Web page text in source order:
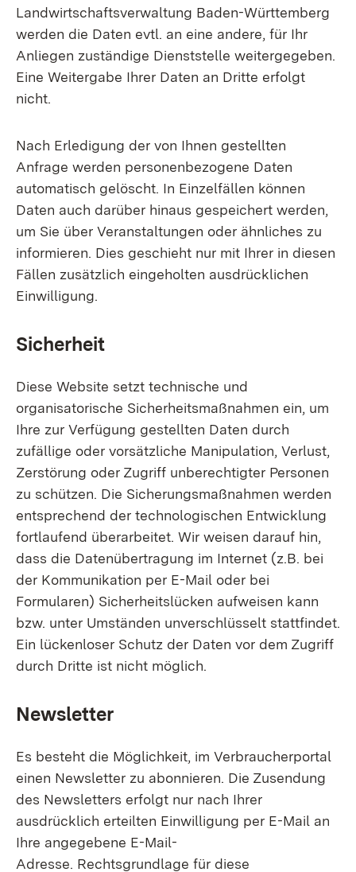
Landwirtschaftsverwaltung Baden-Württemberg
werden die Daten evtl. an eine andere, für Ihr
Anliegen zuständige Dienststelle weitergegeben.
Eine Weitergabe Ihrer Daten an Dritte erfolgt
nicht.
Nach Erledigung der von Ihnen gestellten
Anfrage werden personenbezogene Daten
automatisch gelöscht. In Einzelfällen können
Daten auch darüber hinaus gespeichert werden,
um Sie über Veranstaltungen oder ähnliches zu
informieren. Dies geschieht nur mit Ihrer in diesen
Fällen zusätzlich eingeholten ausdrücklichen
Einwilligung.
Sicherheit
Diese Website setzt technische und
organisatorische Sicherheitsmaßnahmen ein, um
Ihre zur Verfügung gestellten Daten durch
zufällige oder vorsätzliche Manipulation, Verlust,
Zerstörung oder Zugriff unberechtigter Personen
zu schützen. Die Sicherungsmaßnahmen werden
entsprechend der technologischen Entwicklung
fortlaufend überarbeitet. Wir weisen darauf hin,
dass die Datenübertragung im Internet (z.B. bei
der Kommunikation per E-Mail oder bei
Formularen) Sicherheitslücken aufweisen kann
bzw. unter Umständen unverschlüsselt stattfindet.
Ein lückenloser Schutz der Daten vor dem Zugriff
durch Dritte ist nicht möglich.
Newsletter
Es besteht die Möglichkeit, im Verbraucherportal
einen Newsletter zu abonnieren. Die Zusendung
des Newsletters erfolgt nur nach Ihrer
ausdrücklich erteilten Einwilligung per E-Mail an
Ihre angegebene E-Mail-
Adresse. Rechtsgrundlage für diese